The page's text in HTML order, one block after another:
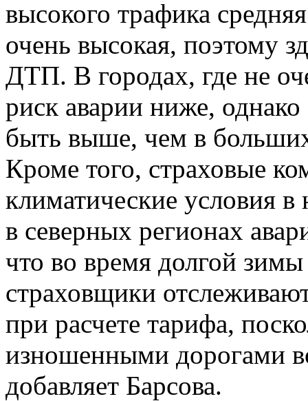
высокого трафика
очень высокая, поэтому
ДТП. В городах, где не
риск аварии ниже,
быть выше, чем в
Кроме того, страховые
климатические условия
в северных регионах
что во время долгой
страховщики
при расчете тарифа,
изношенными дорогами
добавляет Барсова.